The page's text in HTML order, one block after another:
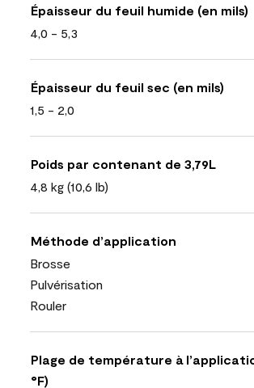
Épaisseur du feuil humide (en mils)
4,0 - 5,3
Épaisseur du feuil sec (en mils)
1,5 - 2,0
Poids par contenant de 3,79L
4,8 kg (10,6 lb)
Méthode d’application
Brosse
Pulvérisation
Rouler
Plage de température à
°F)